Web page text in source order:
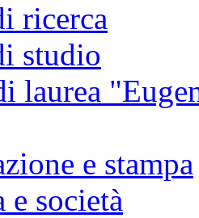
ricerca
studio
laurea
e stampa
e società